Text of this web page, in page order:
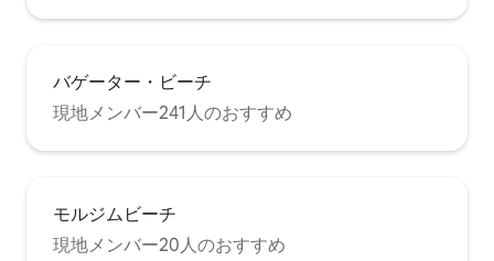
バゲーター・ビーチ
現地メンバー241人のおすすめ
モルジムビーチ
現地メンバー20人のおすすめ